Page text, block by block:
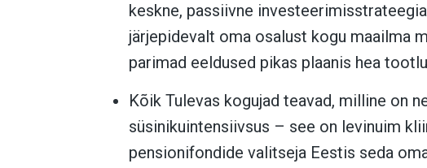
keskne, passiivne
järjepidevalt oma osalust kogu maailma
parimad eeldused pikas plaanis hea
Kõik Tulevas kogujad teavad, milline on
süsinikuintensiivsus – see on levinuim
pensionifondide valitseja Eestis seda